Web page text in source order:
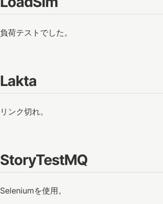
負荷テストでした。
Lakta
リンク切れ。
StoryTestMQ
Seleniumを使用。